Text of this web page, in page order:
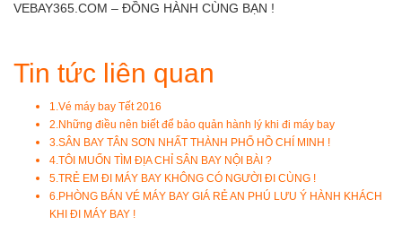
VEBAY365.COM – ĐỒNG HÀNH CÙNG BẠN !
Tin tức liên quan
1.Vé máy bay Tết 2016
2.Những điều nên biết để bảo quản hành lý khi đi máy bay
3.SÂN BAY TÂN SƠN NHẤT THÀNH PHỐ HỒ CHÍ MINH !
4.TÔI MUỐN TÌM ĐỊA CHỈ SÂN BAY NỘI BÀI ?
5.TRẺ EM ĐI MÁY BAY KHÔNG CÓ NGƯỜI ĐI CÙNG !
6.PHÒNG BÁN VÉ MÁY BAY GIÁ RẺ AN PHÚ LƯU Ý HÀNH KHÁCH
KHI ĐI MÁY BAY !